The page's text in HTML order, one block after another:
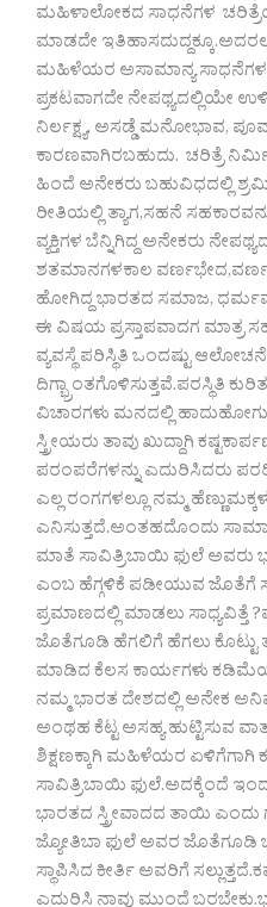
ಮಹಿಳಾಲೋಕದ ಸಾಧನೆಗಳ
ಮಾಡದೇ
ಮಹಿಳೆಯರ ಅಸಾಮಾನ್ಯ ಸಾಧನೆಗಳ
ಪ್ರಕಟವಾಗದೇ ನೇಪಥ್ಯದಲ್ಲಿಯೇ
ನಿರ್ಲಕ್ಷ್ಯ, ಅಸಡ್ಡೆ ಮನೋಭಾವ,
ಕಾರಣವಾಗಿರಬಹುದು. ಚರಿತ್ರೆ
ಹಿಂದೆ ಅನೇಕರು ಬಹುವಿಧದಲ್ಲಿ
ರೀತಿಯಲ್ಲಿ ತ್ಯಾಗ,ಸಹನೆ
ವ್ಯಕ್ತಿಗಳ ಬೆನ್ನಿಗಿದ್ದ ಅನೇಕರು
ಶತಮಾನಗಳಕಾಲ
ಹೋಗಿದ್ದ ಭಾರತದ ಸಮಾಜ,
ಈ ವಿಷಯ ಪ್ರಸ್ತಾಪವಾದಗ ಮಾತ್ರ
ವ್ಯವಸ್ಥೆ ಪರಿಸ್ಥಿತಿ ಒಂದಷ್ಟು
ದಿಗ್ಭ್ರಾಂತಗೊಳಿಸುತ್ತವೆ.ಪರಸ್ಥಿತಿ
ವಿಚಾರಗಳು ಮನದಲ್ಲಿ
ಸ್ತ್ರೀಯರು ತಾವು ಖುದ್ದಾಗಿ
ಪರಂಪರೆಗಳನ್ನು ಎದುರಿಸಿದರು
ಎಲ್ಲ ರಂಗಗಳಲ್ಲೂ ನಮ್ಮ
ಎನಿಸುತ್ತದೆ.ಅಂತಹದೊಂದು
ಮಾತೆ ಸಾವಿತ್ರಿಬಾಯಿ ಫುಲೆ ಅವರು
ಎಂಬ ಹೆಗ್ಗಳಿಕೆ ಪಡೀಯುವ ಜೊತೆಗೆ
ಪ್ರಮಾಣದಲ್ಲಿ ಮಾಡಲು ಸಾಧ್ಯವಿತ್ತೆ
ಜೊತೆಗೂಡಿ ಹೆಗಲಿಗೆ ಹೆಗಲು
ಮಾಡಿದ ಕೆಲಸ ಕಾರ್ಯಗಳು
ನಮ್ಮ ಭಾರತ ದೇಶದಲ್ಲಿ ಅನೇಕ
ಅಂಥಹ ಕೆಟ್ಟ ಅಸಹ್ಯ ಹುಟ್ಟಿಸುವ
ಶಿಕ್ಷಣಕ್ಕಾಗಿ ಮಹಿಳೆಯರ ಏಳಿಗೆಗಾಗಿ
ಸಾವಿತ್ರಿಬಾಯಿ ಫುಲೆ.ಅದಕ್ಕೆಂದೆ
ಭಾರತದ ಸ್ತ್ರೀವಾದದ ತಾಯಿ
ಜ್ಯೋತಿಬಾ ಫುಲೆ ಅವರ
ಸ್ಥಾಪಿಸಿದ ಕೀರ್ತಿ ಅವರಿಗೆ